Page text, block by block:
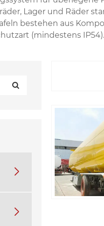
Lager und Räder
bestehen aus
(mindestens IP54).

